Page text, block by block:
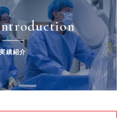
績紹介